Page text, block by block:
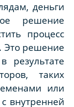
деньги
решение
процесс
Это решение
результате
таких
или
внутренней